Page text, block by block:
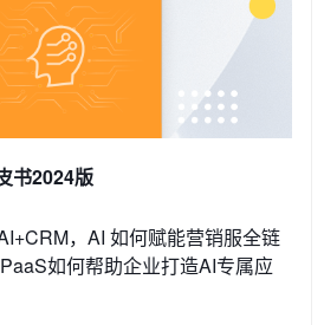
书2024版
，AI 如何赋能营销服全链
如何帮助企业打造AI专属应